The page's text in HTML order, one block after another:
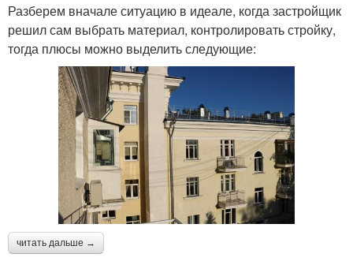
Разберем вначале ситуацию в идеале, когда застройщик
решил сам выбрать материал, контролировать стройку,
тогда плюсы можно выделить следующие:
читать дальше →